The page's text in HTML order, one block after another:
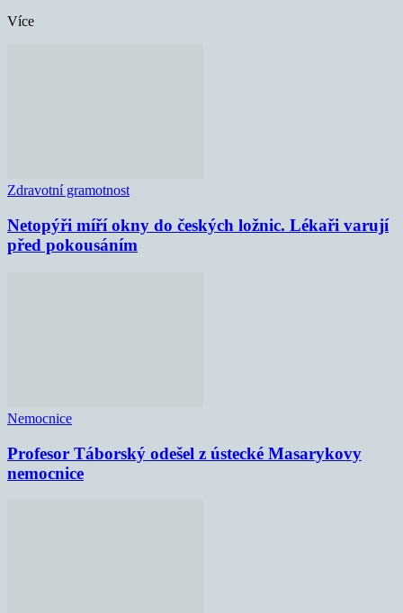
Více
Zdravotní gramotnost
Netopýři míří okny do českých ložnic. Lékaři varují
před pokousáním
Nemocnice
Profesor Táborský odešel z ústecké Masarykovy
nemocnice